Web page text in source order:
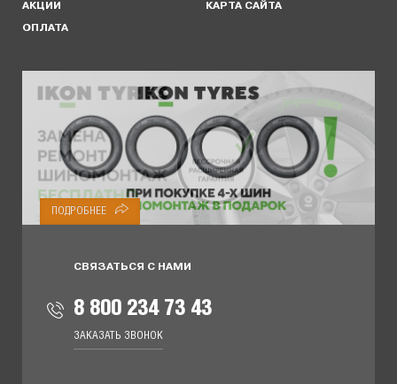
АКЦИИ
ОПЛАТА
КАРТА САЙТА
ПОДРОБНЕЕ
СВЯЗАТЬСЯ С НАМИ
8 800 234 73 43
ЗАКАЗАТЬ ЗВОНОК